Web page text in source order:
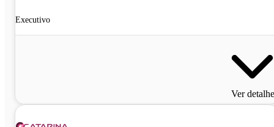
Executivo
Ver